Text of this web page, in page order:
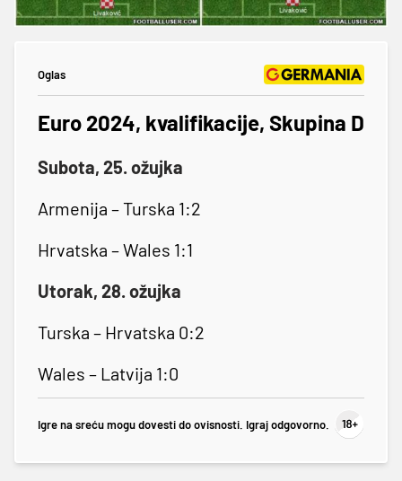
Oglas
Euro 2024, kvalifikacije, Skupina D
Subota, 25. ožujka
Armenija – Turska 1:2
Hrvatska – Wales 1:1
Utorak, 28. ožujka
Turska – Hrvatska 0:2
Wales – Latvija 1:0
Igre na sreću mogu dovesti do ovisnosti. Igraj odgovorno.